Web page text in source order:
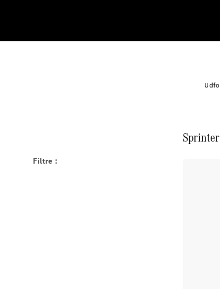
Filtre :
Sprinter